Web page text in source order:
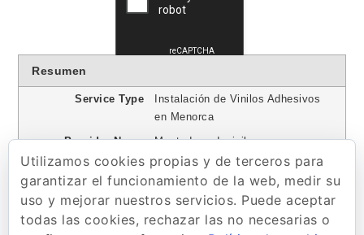
Resumen
Service Type
Instalación de Vinilos Adhesivos
en Menorca
Provider Name
Montadoresdevinilo.com,
Telephone No.600796436
Area
Menorca
Descripción
Contamos con los mejores
instaladores de vinilo en Menorca
Utilizamos cookies propias y de terceros para
garantizar el funcionamiento de la web, medir su
uso y mejorar nuestros servicios. Puede aceptar
todas las cookies, rechazar las no necesarias o